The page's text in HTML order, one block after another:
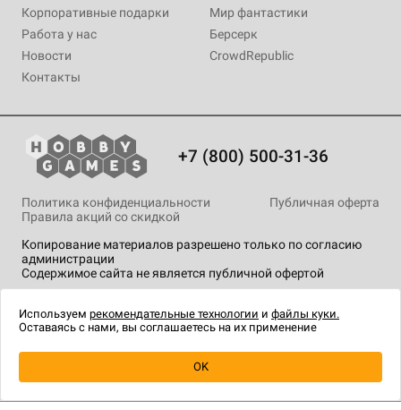
Корпоративные подарки
Работа у нас
Новости
Контакты
Мир фантастики
Берсерк
CrowdRepublic
+7 (800) 500-31-36
Копирование материалов разрешено только по согласию
администрации
Содержимое сайта не является публичной офертой
Политика конфиденциальности
Публичная оферта
Правила акций со скидкой
технологии .
Используем рекомендательные технологии и файлы куки.
Оставаясь с нами, вы соглашаетесь на их применение
OK